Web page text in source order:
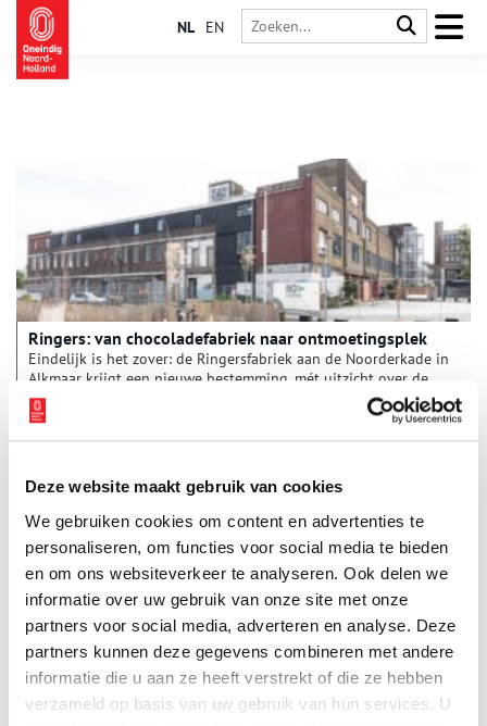
Deze website maakt gebruik van cookies
We gebruiken cookies om content en advertenties te
personaliseren, om functies voor social media te bieden
en om ons websiteverkeer te analyseren. Ook delen we
informatie over uw gebruik van onze site met onze
partners voor social media, adverteren en analyse. Deze
partners kunnen deze gegevens combineren met andere
informatie die u aan ze heeft verstrekt of die ze hebben
verzameld op basis van uw gebruik van hun services. U
NL EN
Ringers: van chocoladefabriek naar ontmoetingsplek
Eindelijk is het zover: de Ringersfabriek aan de Noorderkade in
Alkmaar krijgt een nieuwe bestemming, mét uitzicht over de
historische binnenstad.
Alkmaar: stad van kaas én bapaobroodjes
Alkmaar heeft véél meer te bieden dan kaas alleen. Ook
bapaobroodjes en groenteburgers komen ervandaan. De